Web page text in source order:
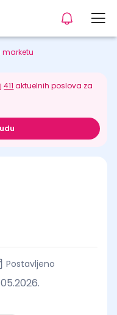
marketu
411 aktuelnih poslova za
Postavljeno